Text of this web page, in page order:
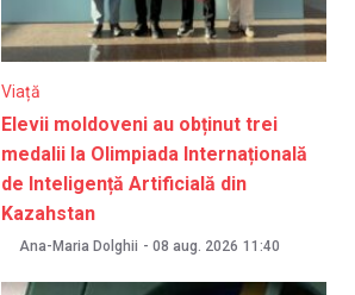
Viață
Elevii moldoveni au obținut trei
medalii la Olimpiada Internațională
de Inteligență Artificială din
Kazahstan
Ana-Maria Dolghii - 08 aug. 2026 11:40